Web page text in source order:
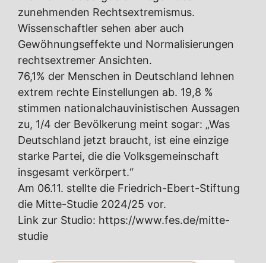
zunehmenden Rechtsextremismus.
Wissenschaftler sehen aber auch
Gewöhnungseffekte und Normalisierungen
rechtsextremer Ansichten.
76,1% der Menschen in Deutschland lehnen
extrem rechte Einstellungen ab. 19,8 %
stimmen nationalchauvinistischen Aussagen
zu, 1/4 der Bevölkerung meint sogar: „Was
Deutschland jetzt braucht, ist eine einzige
starke Partei, die die Volksgemeinschaft
insgesamt verkörpert.“
Am 06.11. stellte die Friedrich-Ebert-Stiftung
die Mitte-Studie 2024/25 vor.
Link zur Studio: https://www.fes.de/mitte-
studie